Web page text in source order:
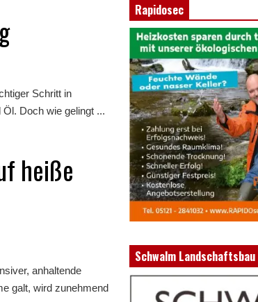
Schritt in
Doch wie gelingt ...
heiße
anhaltende
galt, wird zunehmend
Rapidosec
Schwalm Landschaftsbau